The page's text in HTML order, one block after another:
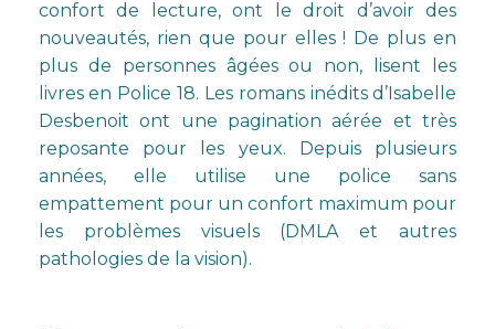
confort de lecture, ont le droit d’avoir des
nouveautés, rien que pour elles ! De plus en
plus de personnes âgées ou non, lisent les
livres en Police 18. Les romans inédits d’Isabelle
Desbenoit ont une pagination aérée et très
reposante pour les yeux. Depuis plusieurs
années, elle utilise une police sans
empattement pour un confort maximum pour
les problèmes visuels (DMLA et autres
pathologies de la vision).